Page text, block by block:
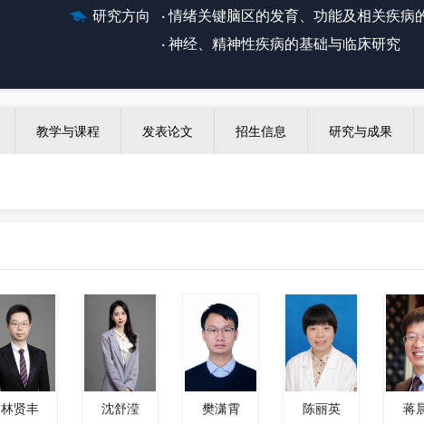
研究方向
·情绪关键脑区的发育、功能及相关疾病
·神经、精神性疾病的基础与临床研究
教学与课程 发表论文 招生信息 研究与成果
林贤丰 沈舒滢 樊潇霄 陈丽英 蒋